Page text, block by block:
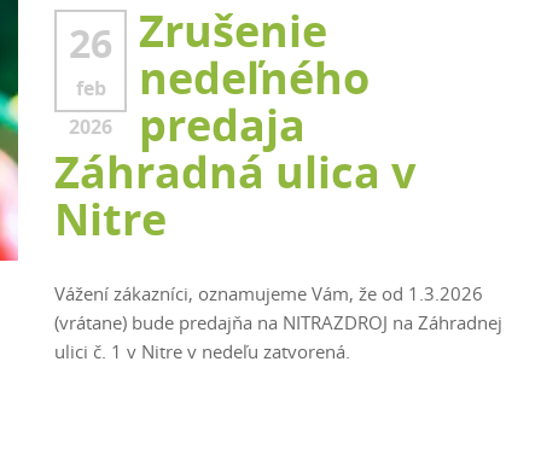
26
feb
2026
Zrušenie
nedeľného
predaja
Záhradná ulica v
Nitre
Vážení zákazníci, oznamujeme Vám, že od 1.3.2026
(vrátane) bude predajňa na NITRAZDROJ na Záhradnej
ulici č. 1 v Nitre v nedeľu zatvorená.